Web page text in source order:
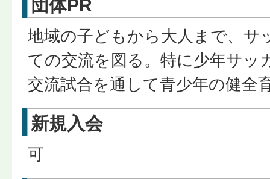
団体PR
地域の子どもから大人まで、サ
ての交流を図る。特に少年サッ
交流試合を通して青少年の健全
新規入会
可